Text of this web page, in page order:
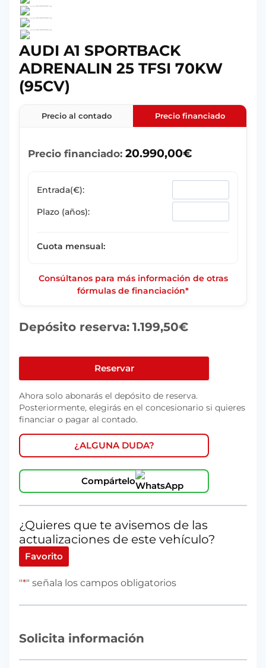
AUDI A1 SPORTBACK
ADRENALIN 25 TFSI 70KW
(95CV)
Precio al contado Precio financiado
Precio financiado: 20.990,00€
Entrada(€):
Plazo (años):
Cuota mensual:
Consúltanos para más información de otras
fórmulas de financiación*
Depósito reserva: 1.199,50€
AUDI
SPORTBACK
ADRENALIN
25
TFSI
70KW
(95CV)
cantidad
Reservar
Ahora solo abonarás el depósito de reserva.
Posteriormente, elegirás en el concesionario si quieres
financiar o pagar al contado.
¿ALGUNA DUDA?
Compártelo
¿Quieres que te avisemos de las
actualizaciones de este vehículo?
Favorito
"*" señala los campos obligatorios
Solicita información